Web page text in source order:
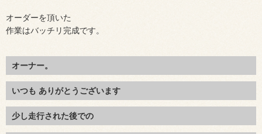
オーダーを頂いた
作業はバッチリ完成です。
オーナー。
いつも ありがとうございます
少し走行された後での